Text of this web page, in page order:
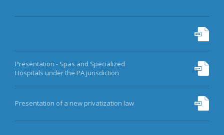
Presentation - Spas and Specialized
Hospitals under the PA jurisdiction
Presentation of a new privatization law